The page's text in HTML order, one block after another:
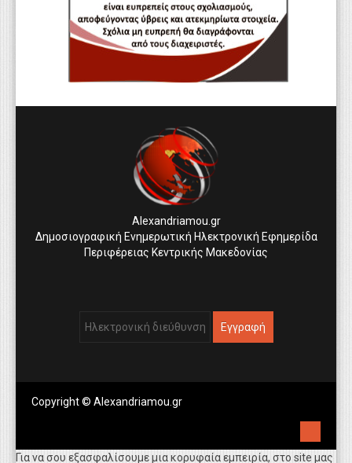
Alexandriamou.gr
Δημοσιογραφική Ενημερωτική Ηλεκτρονική Εφημερίδα
Περιφέρειας Κεντρικής Μακεδονίας
Copyright © Alexandriamou.gr
Για να σου εξασφαλίσουμε μια κορυφαία εμπειρία, στο site μας